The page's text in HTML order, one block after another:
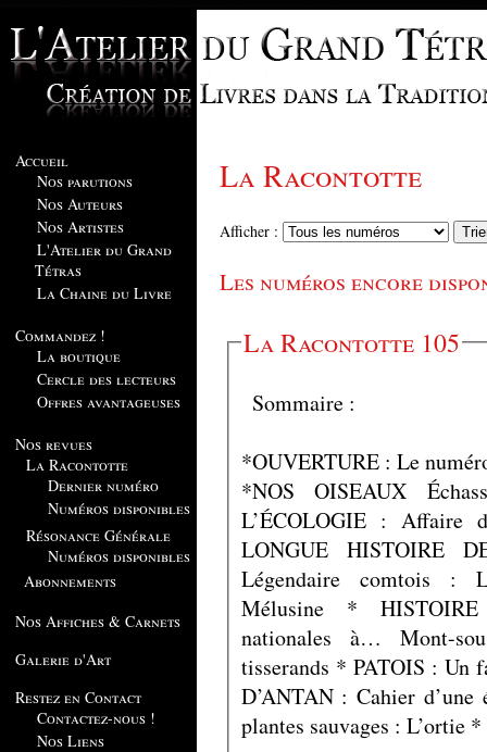
Accueil
Nos parutions
Nos Auteurs
Nos Artistes
L'Atelier du Grand
Tétras
La Chaine du Livre
Commandez !
La boutique
Cercle des lecteurs
Offres avantageuses
Nos revues
La Racontotte
Dernier numéro
Numéros disponibles
Résonance Générale
Numéros disponibles
Abonnements
Nos Affiches & Carnets
Galerie d'Art
Restez en Contact
Contactez-nous !
Nos Liens
La Racontotte
Afficher :
Les numéros encore
La Racontotte 105
Sommaire :
*OUVERTURE : Le
*NOS OISEAUX
L’ÉCOLOGIE : Affaire
LONGUE HISTOIRE
Légendaire comtois :
Mélusine *
nationales à… Mont-
tisserands * PATOIS : Un
D’ANTAN : Cahier
plantes sauvages : L’ortie